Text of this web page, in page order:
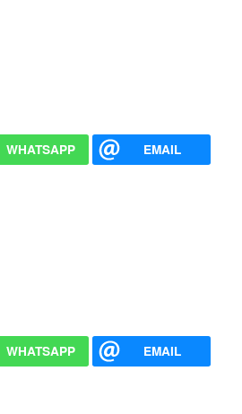
WHATSAPP EMAIL
WHATSAPP EMAIL